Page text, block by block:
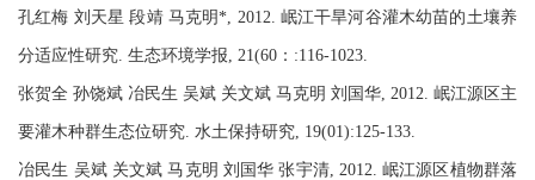
孔红梅 刘天星 段靖 马克明*, 2012. 岷江干旱河谷灌木幼苗的土壤养
分适应性研究. 生态环境学报, 21(60：:116-1023.
张贺全 孙饶斌 冶民生 吴斌 关文斌 马克明 刘国华, 2012. 岷江源区主
要灌木种群生态位研究. 水土保持研究, 19(01):125-133.
冶民生 吴斌 关文斌 马克明 刘国华 张宇清, 2012. 岷江源区植物群落